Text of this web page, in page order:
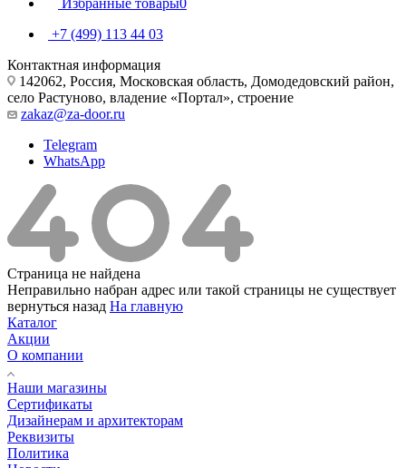
Избранные товары0
+7 (499) 113 44 03
Контактная информация
142062, Россия, Московская область, Домодедовский район,
село Растуново, владение «Портал», строение
zakaz@za-door.ru
Telegram
WhatsApp
Страница не найдена
Неправильно набран адрес или такой страницы не существует
вернуться назад На главную
Каталог
Акции
О компании
Наши магазины
Сертификаты
Дизайнерам и архитекторам
Реквизиты
Политика